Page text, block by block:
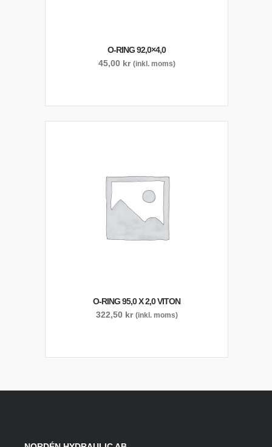
O-RING 92,0×4,0
45,00 kr (inkl. moms)
O-RING 95,0 X 2,0 VITON
322,50 kr (inkl. moms)